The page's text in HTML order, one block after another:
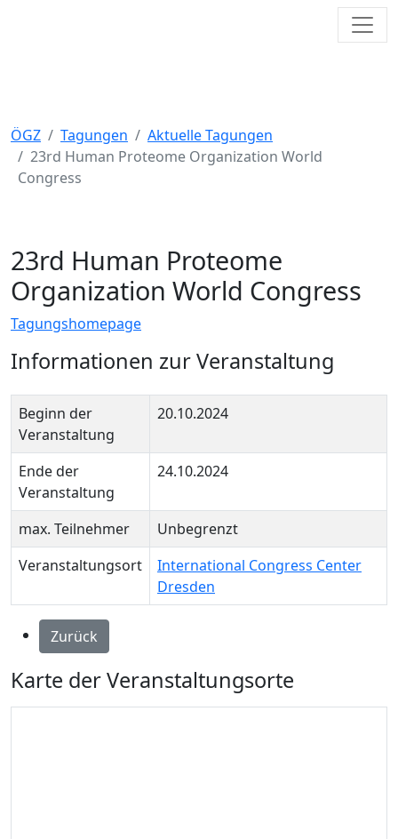
ÖGZ Tagungen
Aktuelle Tagungen
23rd Human Proteome Organization World
Congress
23rd Human Proteome
Organization World Congress
Tagungshomepage
Informationen zur Veranstaltung
Beginn der
Veranstaltung
20.10.2024
Ende der
Veranstaltung
24.10.2024
max. Teilnehmer
Unbegrenzt
Veranstaltungsort
International Congress Center
Dresden
Zurück
Karte der Veranstaltungsorte